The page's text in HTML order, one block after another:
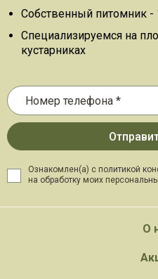
Собственный питомник -
Специализируемся на
кустарниках
Ознакомлен(а) с политикой
на обработку моих
О